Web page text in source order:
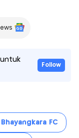
untuk
Follow
Bhayangkara FC